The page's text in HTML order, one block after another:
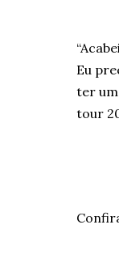
Eu
ter um
tour